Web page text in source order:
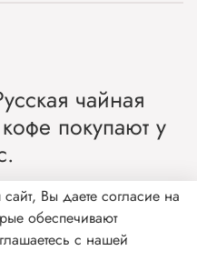
чайная
покупают у
и кофе от лидера
Вы даете согласие на
обеспечивают
с нашей